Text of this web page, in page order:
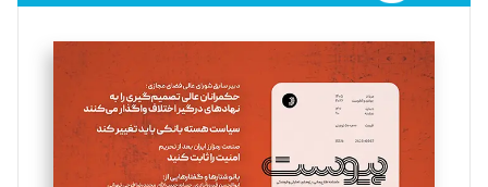
فائزه فتحی رستمی
تحریریه
سروش کرمیان
تحریریه